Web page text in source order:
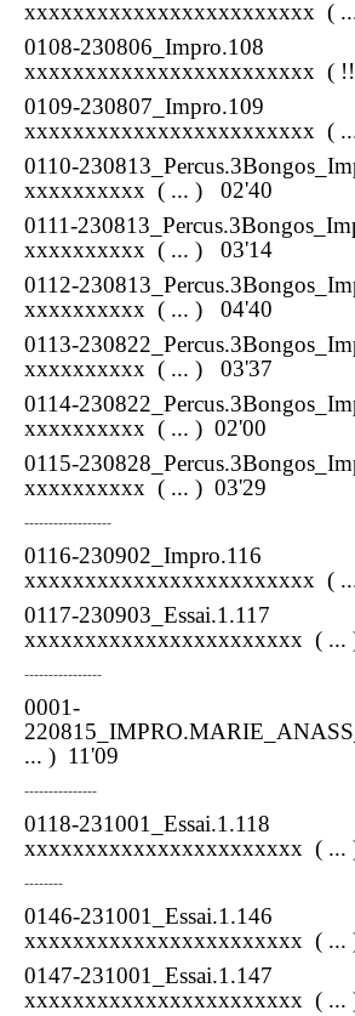
xxxxxxxxxxxxxxxxxxxxxxxx (
0108-230806_Impro.108
xxxxxxxxxxxxxxxxxxxxxxxx (
0109-230807_Impro.109
xxxxxxxxxxxxxxxxxxxxxxxx (
0110-
xxxxxxxxxx ( ... ) 02'40
0111-
xxxxxxxxxx ( ... ) 03'14
0112-
xxxxxxxxxx ( ... ) 04'40
0113-
xxxxxxxxxx ( ... ) 03'37
0114-
xxxxxxxxxx ( ... ) 02'00
0115-
xxxxxxxxxx ( ... ) 03'29
------------------
0116-230902_Impro.116
xxxxxxxxxxxxxxxxxxxxxxxx (
0117-230903_Essai.1.117
xxxxxxxxxxxxxxxxxxxxxxx ( ...
----------------
0001-
220815_IMPRO.MARIE
... ) 11'09
---------------
0118-231001_Essai.1.118
xxxxxxxxxxxxxxxxxxxxxxx ( ...
--------
0146-231001_Essai.1.146
xxxxxxxxxxxxxxxxxxxxxxx ( ...
0147-231001_Essai.1.147
xxxxxxxxxxxxxxxxxxxxxxx ( ...